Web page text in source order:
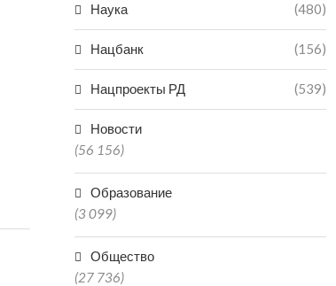
Наука (480)
Нацбанк (156)
Нацпроекты РД (539)
Новости
(56 156)
Образование
(3 099)
Общество
(27 736)